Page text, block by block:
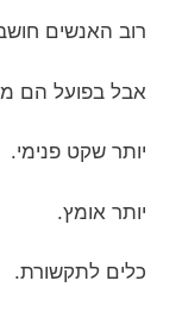
רוב האנשים
אבל בפועל הם
יותר שקט פנימי.
יותר אומץ.
כלים לתקשורת.